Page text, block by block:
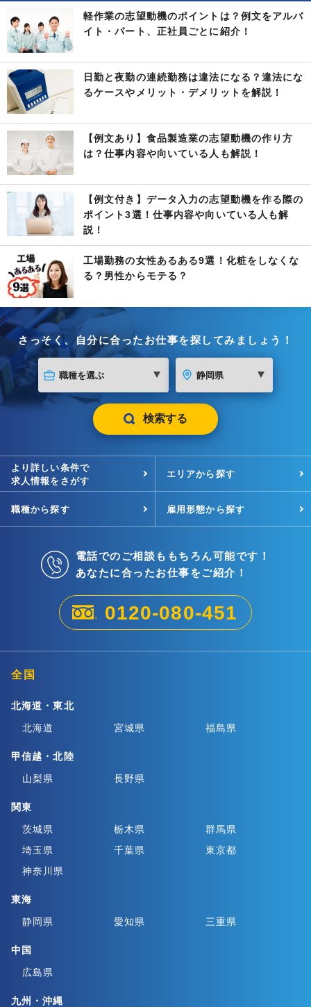
軽作業の志望動機のポイントは？例文をアルバ
イト・パート、正社員ごとに紹介！
日勤と夜勤の連続勤務は違法になる？違法にな
るケースやメリット・デメリットを解説！
【例文あり】食品製造業の志望動機の作り方
は？仕事内容や向いている人も解説！
【例文付き】データ入力の志望動機を作る際の
ポイント3選！仕事内容や向いている人も解
説！
工場勤務の女性あるある9選！化粧をしなくな
る？男性からモテる？
さっそく、自分に合ったお仕事を探してみましょう！
検索する
より詳しい条件で
求人情報をさがす
エリアから探す
職種から探す 雇用形態から探す
電話でのご相談ももちろん可能です！
あなたに合ったお仕事をご紹介！
0120-080-451
全国
北海道・東北
北海道
宮城県 福島県
甲信越・北陸
山梨県
長野県
関東
茨城県
栃木県
群馬県
埼玉県
千葉県
東京都
神奈川県
東海
静岡県
愛知県 三重県
中国
広島県
九州・沖縄